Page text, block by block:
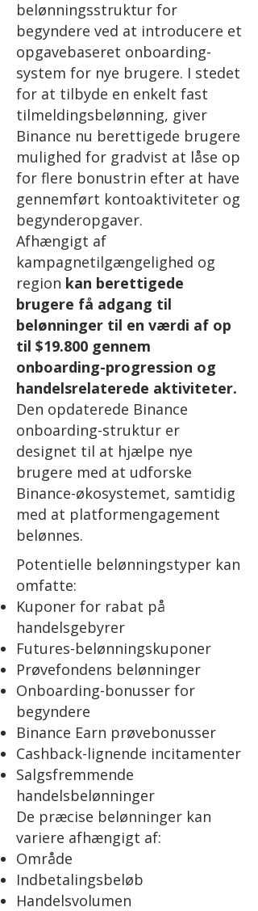
belønningsstruktur for
begyndere ved at introducere et
opgavebaseret onboarding-
system for nye brugere. I stedet
for at tilbyde en enkelt fast
tilmeldingsbelønning, giver
Binance nu berettigede brugere
mulighed for gradvist at låse op
for flere bonustrin efter at have
gennemført kontoaktiviteter og
begynderopgaver.
Afhængigt af
kampagnetilgængelighed og
region kan berettigede
brugere få adgang til
belønninger til en værdi af op
til $19.800 gennem
onboarding-progression og
handelsrelaterede aktiviteter.
Den opdaterede Binance
onboarding-struktur er
designet til at hjælpe nye
brugere med at udforske
Binance-økosystemet, samtidig
med at platformengagement
belønnes.
Potentielle belønningstyper kan
omfatte:
Kuponer for rabat på
handelsgebyrer
Futures-belønningskuponer
Prøvefondens belønninger
Onboarding-bonusser for
begyndere
Binance Earn prøvebonusser
Cashback-lignende incitamenter
Salgsfremmende
handelsbelønninger
De præcise belønninger kan
variere afhængigt af:
Område
Indbetalingsbeløb
Handelsvolumen